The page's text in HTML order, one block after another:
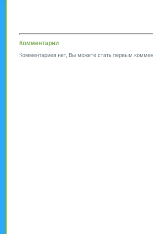
Комментарии
Комментариев нет, Вы можете стать первым